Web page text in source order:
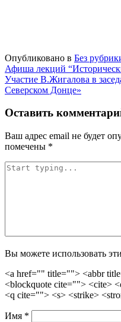
Опубликовано в Без
Навигация
по
Афиша лекций
Участие В.Жигалова в
Северском Донце»
Оставить
Ваш адрес email не будет
помечены *
Вы можете использовать эти
<a href="" title=""> <abbr
<blockquote cite=""> <cite>
<q cite=""> <s> <strike>
Имя *